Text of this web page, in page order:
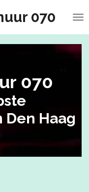
070
070
Haag